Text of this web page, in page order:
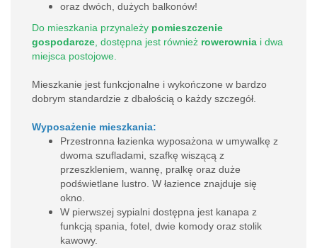
oraz dwóch, dużych balkonów!
Do mieszkania przynależy pomieszczenie
gospodarcze , dostępna jest również rowerownia i dwa
miejsca postojowe.
Mieszkanie jest funkcjonalne i wykończone w bardzo
dobrym standardzie z dbałością o każdy szczegół.
Wyposażenie mieszkania:
Przestronna łazienka wyposażona w umywalkę z
dwoma szufladami, szafkę wiszącą z
przeszkleniem, wannę, pralkę oraz duże
podświetlane lustro. W łazience znajduje się
okno.
W pierwszej sypialni dostępna jest kanapa z
funkcją spania, fotel, dwie komody oraz stolik
kawowy.